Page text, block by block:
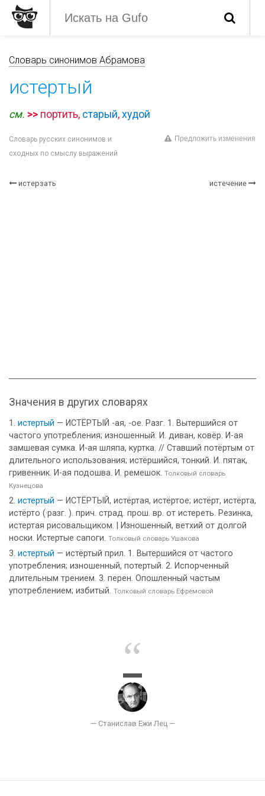
Словарь синонимов Абрамова
истертый
см. >> портить, старый, худой
Словарь русских синонимов и
сходных по смыслу выражений
Предложить изменения
истерзать истечение
Значения в других словарях
истертый — ИСТЁРТЫЙ -ая, -ое. Разг. 1. Вытершийся от
частого употребления; изношенный. И. диван, ковёр. И-ая
замшевая сумка. И-ая шляпа, куртка. // Ставший потёртым от
длительного использования; истёршийся, тонкий. И. пятак,
гривенник. И-ая подошва. И. ремешок. Толковый словарь
Кузнецова
истертый — ИСТЁРТЫЙ, истёртая, истёртое; истёрт, истёрта,
истёрто (·разг. ). прич. страд. прош. вр. от истереть. Резинка,
истертая рисовальщиком. | Изношенный, ветхий от долгой
носки. Истертые сапоги. Толковый словарь Ушакова
истертый — истёртый прил. 1. Вытершийся от частого
употребления; изношенный, потертый. 2. Испорченный
длительным трением. 3. перен. Опошленный частым
употреблением; избитый. Толковый словарь Ефремовой